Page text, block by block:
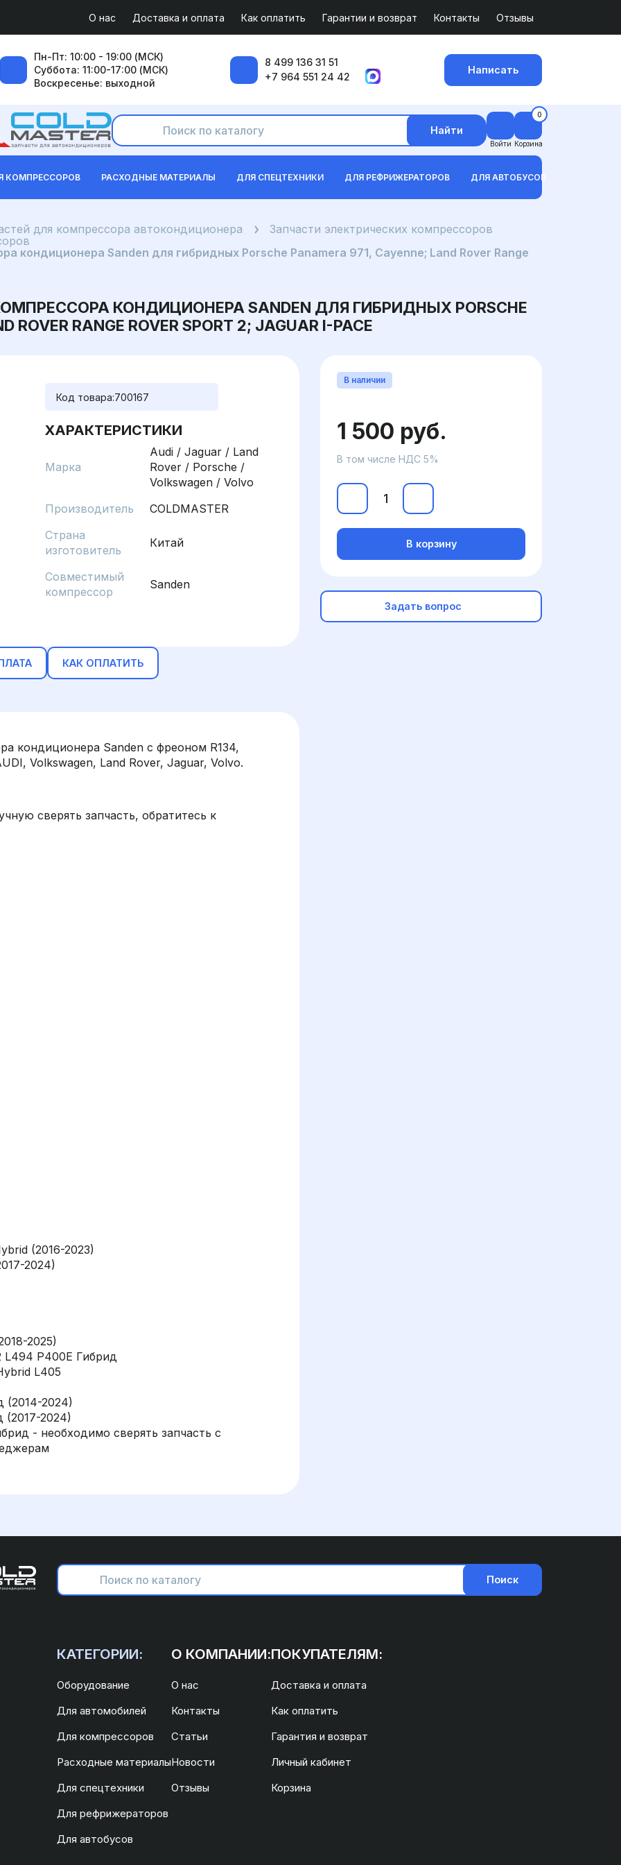
О нас Доставка и оплата Как оплатить Гарантии и возврат Контакты Отзывы
Пн-Пт: 10:00 - 19:00 (МСК)
Суббота: 11:00-17:00 (МСК)
Воскресенье: выходной
8 499 136 31 51
+7 964 551 24 42
Написать
Найти
Войти
0
Корзина
КОМПРЕССОРОВ РАСХОДНЫЕ МАТЕРИАЛЫ ДЛЯ СПЕЦТЕХНИКИ ДЛЯ РЕФРИЖЕРАТОРОВ ДЛЯ АВТОБУСОВ
для компрессора автокондиционера
Запчасти электрических компрессоров
кондиционера Sanden для гибридных Porsche Panamera 971, Cayenne; Land Rover Range
КОНДИЦИОНЕРА SANDEN ДЛЯ ГИБРИДНЫХ PORSCHE
ROVER RANGE ROVER SPORT 2; JAGUAR I-PACE
Код товара:700167
ХАРАКТЕРИСТИКИ
Марка
Audi / Jaguar / Land
Rover / Porsche /
Volkswagen / Volvo
Производитель
COLDMASTER
Страна
изготовитель
Китай
Совместимый
компрессор
Sanden
КАК ОПЛАТИТЬ
кондиционера Sanden с фреоном R134,
Volkswagen, Land Rover, Jaguar, Volvo.
сверять запчасть, обратитесь к
(2016-2023)
2024)
2025)
L494 P400E Гибрид
L405
(2014-2024)
(2017-2024)
- необходимо сверять запчасть с
В наличии
1 500 руб.
В том числе НДС 5%
В корзину
Задать вопрос
Поиск
КАТЕГОРИИ:
Оборудование
Для автомобилей
Для компрессоров
Расходные материалы
Для спецтехники
Для рефрижераторов
Для автобусов
О КОМПАНИИ:
О нас
Контакты
Статьи
Новости
Отзывы
ПОКУПАТЕЛЯМ:
Доставка и оплата
Как оплатить
Гарантия и возврат
Личный кабинет
Корзина